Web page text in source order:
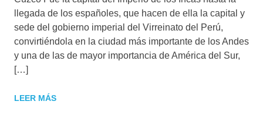
llegada de los españoles, que hacen de ella la capital y
sede del gobierno imperial del Virreinato del Perú,
convirtiéndola en la ciudad más importante de los Andes
y una de las de mayor importancia de América del Sur,
[…]
LEER MÁS